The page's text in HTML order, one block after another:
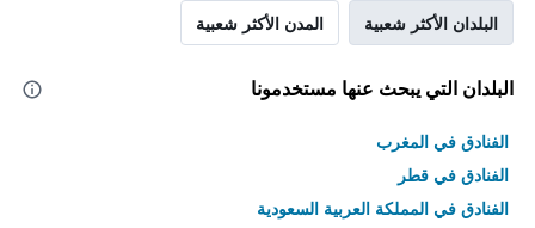
البلدان الأكثر شعبية المدن الأكثر شعبية
البلدان التي يبحث عنها مستخدمونا
الفنادق في المغرب
الفنادق في قطر
الفنادق في المملكة العربية السعودية